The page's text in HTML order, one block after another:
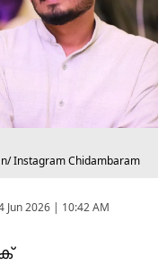
Instagram Chidambaram
Jun 2026 | 10:42 AM